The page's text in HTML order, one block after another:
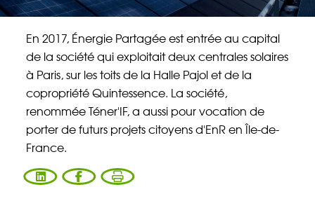
ABONNEZ-VOUS À NOS NEWSLETTERS
Court-circuit EnRoute
Chaque mois, suivez l'actualité pour bien
comprendre les enjeux de l'énergie citoyenne, et
découvrez les nouveaux projets !
En 2017, Énergie Partagée est entrée au capital
de la société qui exploitait deux centrales solaires
à Paris, sur les toits de la Halle Pajol et de la
copropriété Quintessence. La société,
renommée Téner'IF, a aussi pour vocation de
porter de futurs projets citoyens d'EnR en Île-de-
France.